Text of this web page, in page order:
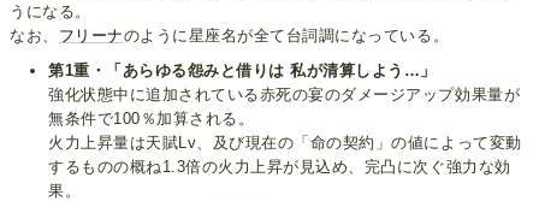
うになる。
なお、 フリーナのように星座名が全て台詞調になっている。
第1重・「あらゆる怨みと借りは 私が清算しよう…」
強化状態中に追加されている赤死の宴のダメージアップ効果量が
無条件で100％加算される。
火力上昇量は天賦Lv、及び現在の「命の契約」の値によって変動
するものの概ね1.3倍の火力上昇が見込め、完凸に次ぐ強力な効
果。